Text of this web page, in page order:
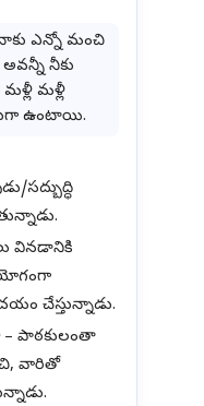
ఎన్నో మంచి
నీకు
మళ్లీ
ఉంటాయి.
సద్బుద్ధి
వినడానికి
చేస్తున్నాడు.
– పాఠకులంతా
వారితో